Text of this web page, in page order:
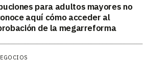
para adultos mayores no
aquí cómo acceder al
de la megarreforma